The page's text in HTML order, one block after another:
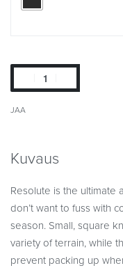
JAA
Kuvaus
Resolute is the ultimate
don’t want to fuss with
season. Small, square
variety of terrain, while
prevent packing up